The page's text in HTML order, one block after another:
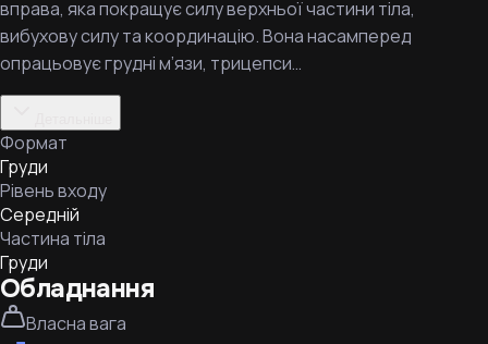
вправа, яка покращує силу верхньої частини тіла,
вибухову силу та координацію. Вона насамперед
опрацьовує грудні м’язи, трицепси…
Формат
Груди
Рівень входу
Середній
Частина тіла
Груди
Обладнання
Власна вага